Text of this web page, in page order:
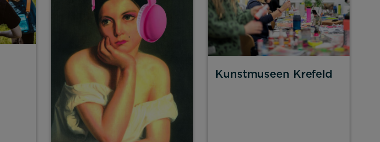
Kunstmuseen Krefeld